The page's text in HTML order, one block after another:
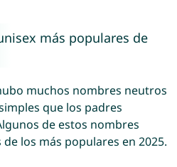
más populares de
muchos nombres neutros
que los padres
de estos nombres
los más populares en 2025.